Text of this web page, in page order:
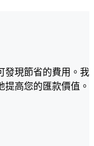
發現節省的費用。我
提高您的匯款價值。